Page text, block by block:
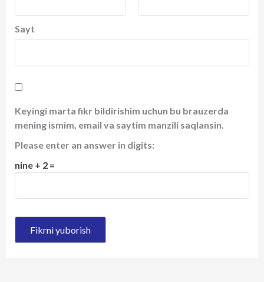
Sayt
Keyingi marta fikr bildirishim uchun bu brauzerda
mening ismim, email va saytim manzili saqlansin.
Please enter an answer in digits:
nine + 2 =